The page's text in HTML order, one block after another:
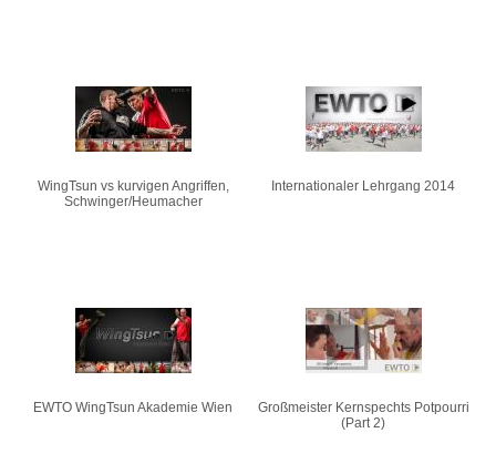
WingTsun vs kurvigen Angriffen,
Schwinger/Heumacher
Internationaler Lehrgang 2014
EWTO WingTsun Akademie Wien
Großmeister Kernspechts Potpourri
(Part 2)